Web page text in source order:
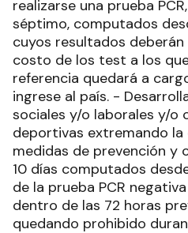
realizarse una prueba
séptimo, computados
cuyos resultados
costo de los test a los
referencia quedará a
ingrese al país. -
sociales y/o laborales y/o
deportivas extremando la
medidas de prevención y
10 días computados
de la prueba PCR
dentro de las 72 horas
quedando prohibido